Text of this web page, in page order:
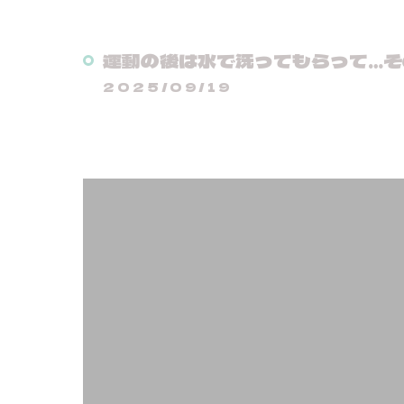
運動の後は水で洗ってもらって…そ
2025/09/19